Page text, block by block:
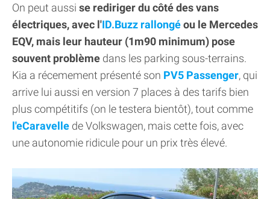
On peut aussi se rediriger du côté des vans
électriques, avec l'ID.Buzz rallongéou le Mercedes
EQV, mais leur hauteur (1m90 minimum) pose
souvent problème dans les parking sous-terrains.
Kia a récemement présenté son PV5 Passenger, qui
arrive lui aussi en version 7 places à des tarifs bien
plus compétitifs (on le testera bientôt), tout comme
l'eCaravelle de Volkswagen, mais cette fois, avec
une autonomie ridicule pour un prix très élevé.